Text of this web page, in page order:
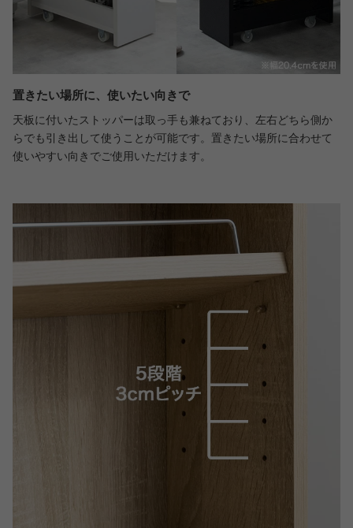
置きたい場所に、使いたい向きで
天板に付いたストッパーは取っ手も兼ねており、左右どちら側か
らでも引き出して使うことが可能です。置きたい場所に合わせて
使いやすい向きでご使用いただけます。